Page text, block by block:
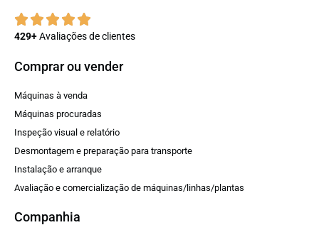
429+Avaliações de clientes
Comprar ou vender
Máquinas à venda
Máquinas procuradas
Inspeção visual e relatório
Desmontagem e preparação para transporte
Instalação e arranque
Avaliação e comercialização de máquinas/linhas/plantas
Companhia